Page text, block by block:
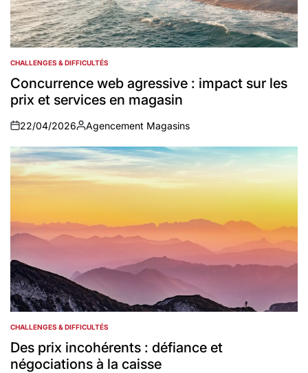
POSTED
IN
CHALLENGES & DIFFICULTÉS
Concurrence web agressive : impact sur les
prix et services en magasin
on
22/04/2026
Auteur
Agencement Magasins
POSTED
IN
CHALLENGES & DIFFICULTÉS
Des prix incohérents : défiance et
négociations à la caisse